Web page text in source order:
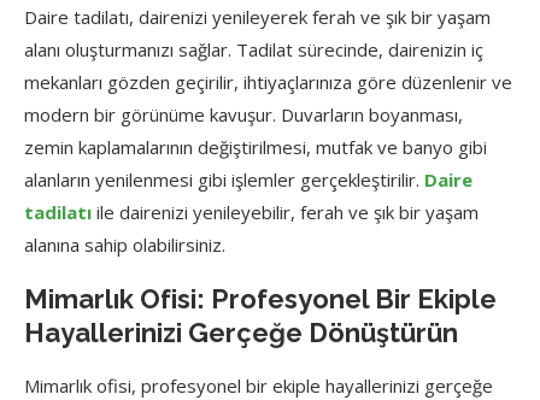
Daire tadilatı, dairenizi yenileyerek ferah ve şık bir yaşam
alanı oluşturmanızı sağlar. Tadilat sürecinde, dairenizin iç
mekanları gözden geçirilir, ihtiyaçlarınıza göre düzenlenir ve
modern bir görünüme kavuşur. Duvarların boyanması,
zemin kaplamalarının değiştirilmesi, mutfak ve banyo gibi
alanların yenilenmesi gibi işlemler gerçekleştirilir. Daire
tadilatı ile dairenizi yenileyebilir, ferah ve şık bir yaşam
alanına sahip olabilirsiniz.
Mimarlık Ofisi: Profesyonel Bir Ekiple
Hayallerinizi Gerçeğe Dönüştürün
Mimarlık ofisi, profesyonel bir ekiple hayallerinizi gerçeğe